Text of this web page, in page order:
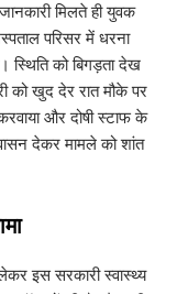
मिलते ही युवक
परिसर में धरना
स्थिति को बिगड़ता देख
को खुद देर रात मौके पर
और दोषी स्टाफ के
देकर मामले को शांत
इस सरकारी स्वास्थ्य